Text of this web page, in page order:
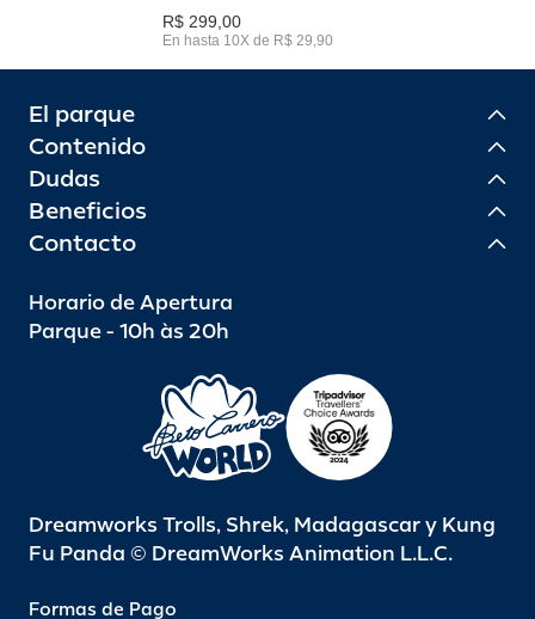
R$ 299,00
En hasta 10X de R$ 29,90
El parque
Contenido
Dudas
Beneficios
Contacto
Horario de Apertura
Parque - 10h às 20h
Dreamworks Trolls, Shrek, Madagascar y Kung
Fu Panda © DreamWorks Animation L.L.C.
Formas de Pago